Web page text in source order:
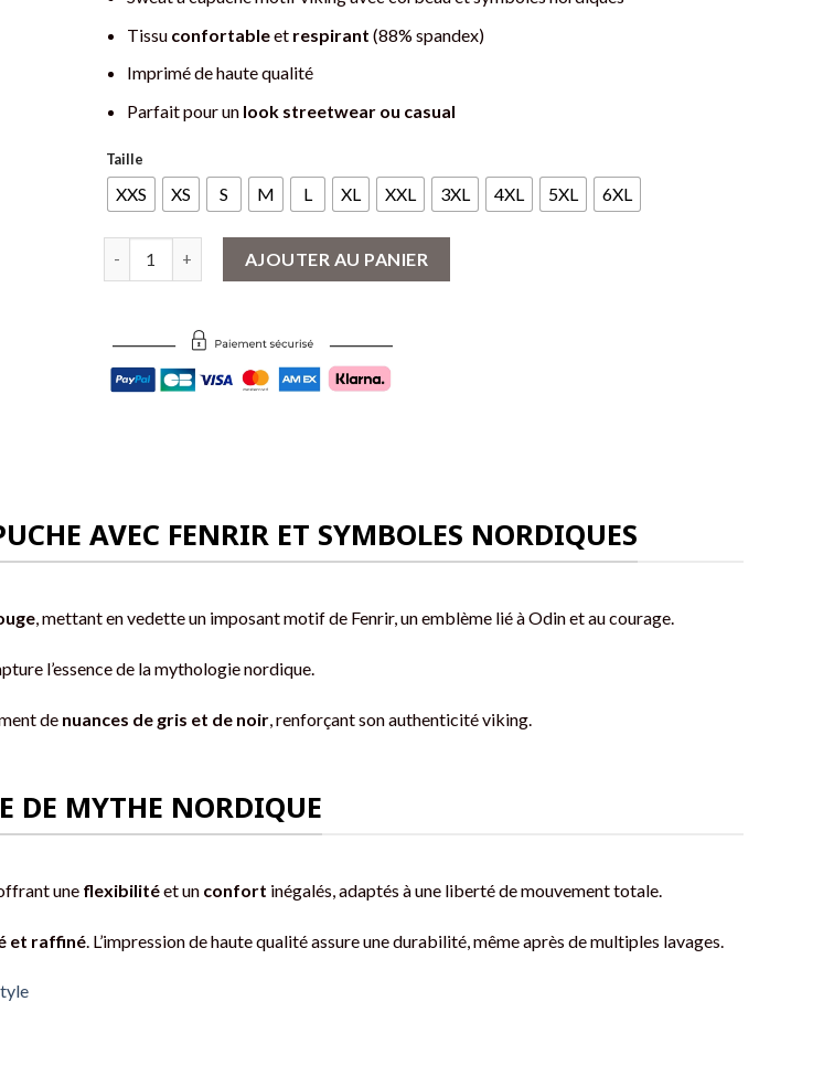
Tissu confortableet respirant (88% spandex)
Imprimé de haute qualité
Parfait pour un look streetwear ou casual
Taille
XXS XS S M L XL XXL 3XL 4XL 5XL 6XL
AJOUTER AU PANIER
AVEC FENRIR ET SYMBOLES NORDIQUES
, mettant en vedette un imposant motif de Fenrir, un emblème lié à Odin et au courage.
l’essence de la mythologie nordique.
de nuances de gris et de noir , renforçant son authenticité viking.
DE MYTHE NORDIQUE
une flexibilitéet un confort inégalés, adaptés à une liberté de mouvement totale.
et raffiné . L’impression de haute qualité assure une durabilité, même après de multiples lavages.